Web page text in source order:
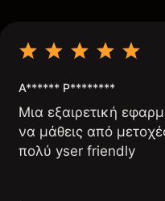
A****** P********
Μια εξαιρετική
να μάθεις από
πολύ yser friendly